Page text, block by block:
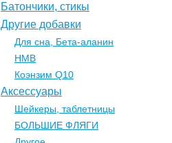
Батончики, стикы
Другие добавки
Для сна, Бета-аланин
НМВ
Коэнзим Q10
Аксессуары
Шейкеры, таблетницы
БОЛЬШИЕ ФЛЯГИ